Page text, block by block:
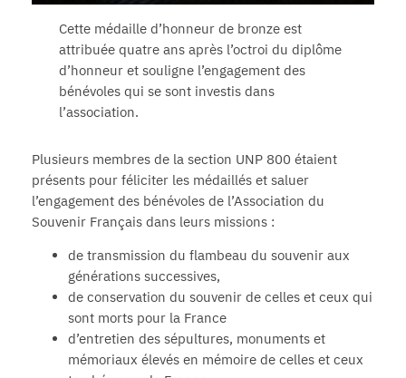
Cette médaille d’honneur de bronze est
attribuée quatre ans après l’octroi du diplôme
d’honneur et souligne l’engagement des
bénévoles qui se sont investis dans
l’association.
Plusieurs membres de la section UNP 800 étaient
présents pour féliciter les médaillés et saluer
l’engagement des bénévoles de l’Association du
Souvenir Français dans leurs missions :
de transmission du flambeau du souvenir aux
générations successives,
de conservation du souvenir de celles et ceux qui
sont morts pour la France
d’entretien des sépultures, monuments et
mémoriaux élevés en mémoire de celles et ceux